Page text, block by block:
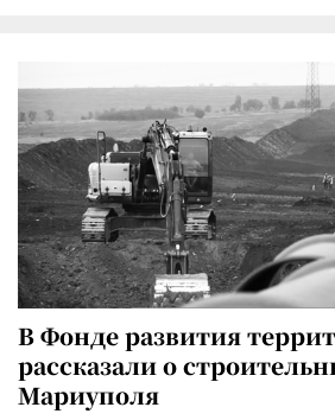
В Фонде развития
рассказали о
Мариуполя